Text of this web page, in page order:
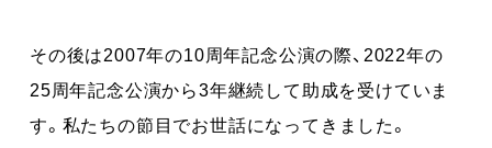
その後は2007年の10周年記念公演の際、2022年の
25周年記念公演から3年継続して助成を受けていま
す。私たちの節目でお世話になってきました。